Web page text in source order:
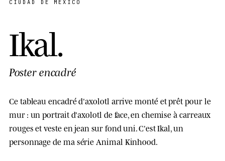
CIUDAD DE MÉXICO
Ikal.
Poster encadré
Ce tableau encadré d'axolotl arrive monté et prêt pour le
mur : un portrait d'axolotl de face, en chemise à carreaux
rouges et veste en jean sur fond uni. C'est Ikal, un
personnage de ma série Animal Kinhood.